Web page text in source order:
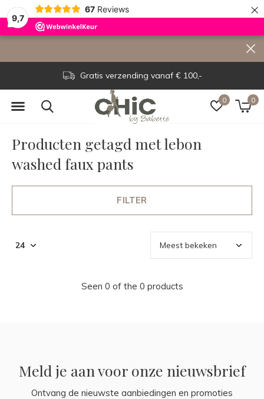
9,7
67 Reviews ×
0 0
Gratis verzending vanaf € 100,-
Producten getagd met lebon
washed faux pants
FILTER
Seen 0 of the 0 products
Meld je aan voor onze nieuwsbrief
Ontvang de nieuwste aanbiedingen en promoties